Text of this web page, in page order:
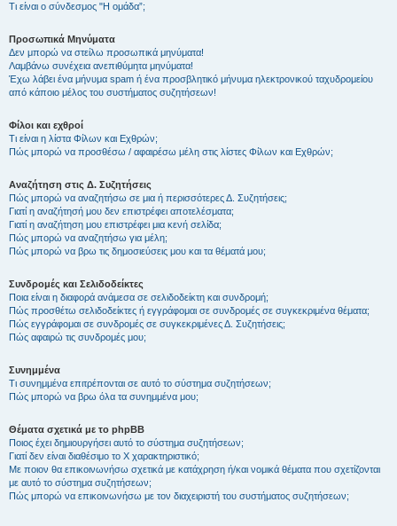
Τι είναι ο σύνδεσμος "Η ομάδα”;
Προσωπικά Μηνύματα
Δεν μπορώ να στείλω προσωπικά μηνύματα!
Λαμβάνω συνέχεια ανεπιθύμητα μηνύματα!
Έχω λάβει ένα μήνυμα spam ή ένα προσβλητικό μήνυμα ηλεκτρονικού ταχυδρομείου
από κάποιο μέλος του συστήματος συζητήσεων!
Φίλοι και εχθροί
Τι είναι η λίστα Φίλων και Εχθρών;
Πώς μπορώ να προσθέσω / αφαιρέσω μέλη στις λίστες Φίλων και Εχθρών;
Αναζήτηση στις Δ. Συζητήσεις
Πώς μπορώ να αναζητήσω σε μια ή περισσότερες Δ. Συζητήσεις;
Γιατί η αναζήτησή μου δεν επιστρέφει αποτελέσματα;
Γιατί η αναζήτηση μου επιστρέφει μια κενή σελίδα;
Πώς μπορώ να αναζητήσω για μέλη;
Πώς μπορώ να βρω τις δημοσιεύσεις μου και τα θέματά μου;
Συνδρομές και Σελιδοδείκτες
Ποια είναι η διαφορά ανάμεσα σε σελιδοδείκτη και συνδρομή;
Πώς προσθέτω σελιδοδείκτες ή εγγράφομαι σε συνδρομές σε συγκεκριμένα θέματα;
Πώς εγγράφομαι σε συνδρομές σε συγκεκριμένες Δ. Συζητήσεις;
Πώς αφαιρώ τις συνδρομές μου;
Συνημμένα
Τι συνημμένα επιτρέπονται σε αυτό το σύστημα συζητήσεων;
Πώς μπορώ να βρω όλα τα συνημμένα μου;
Θέματα σχετικά με το phpBB
Ποιος έχει δημιουργήσει αυτό το σύστημα συζητήσεων;
Γιατί δεν είναι διαθέσιμο το Χ χαρακτηριστικό;
Με ποιον θα επικοινωνήσω σχετικά με κατάχρηση ή/και νομικά θέματα που σχετίζονται
με αυτό το σύστημα συζητήσεων;
Πώς μπορώ να επικοινωνήσω με τον διαχειριστή του συστήματος συζητήσεων;